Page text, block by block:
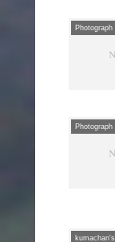
Photograph
Photograph
kumachan's